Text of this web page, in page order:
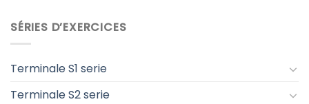
SÉRIES D’EXERCICES
Terminale S1 serie
Terminale S2 serie